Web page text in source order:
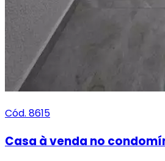
Cód. 8615
Casa à venda no